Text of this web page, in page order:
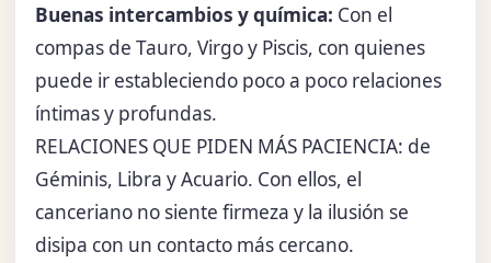
Buenas intercambios y química: Con el
compas de Tauro, Virgo y Piscis, con quienes
puede ir estableciendo poco a poco relaciones
íntimas y profundas.
RELACIONES QUE PIDEN MÁS PACIENCIA: de
Géminis, Libra y Acuario. Con ellos, el
canceriano no siente firmeza y la ilusión se
disipa con un contacto más cercano.